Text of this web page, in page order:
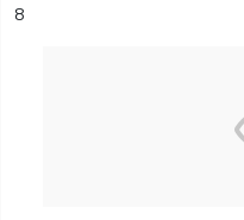
8